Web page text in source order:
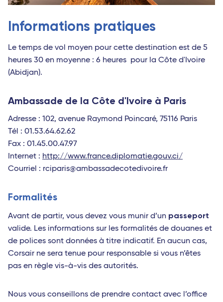
Informations pratiques
Le temps de vol moyen pour cette destination est de 5
heures 30 en moyenne : 6 heures pour la Côte d'Ivoire
(Abidjan).
Ambassade de la Côte d'Ivoire à Paris
Adresse : 102, avenue Raymond Poincaré, 75116 Paris
Tél : 01.53.64.62.62
Fax : 01.45.00.47.97
Internet : http://www.france.diplomatie.gouv.ci/
Courriel : rciparis@ambassadecotedivoire.fr
Formalités
Avant de partir, vous devez vous munir d’un passeport
valide. Les informations sur les formalités de douanes et
de polices sont données à titre indicatif. En aucun cas,
Corsair ne sera tenue pour responsable si vous n’êtes
pas en règle vis-à-vis des autorités.
Nous vous conseillons de prendre contact avec l’office